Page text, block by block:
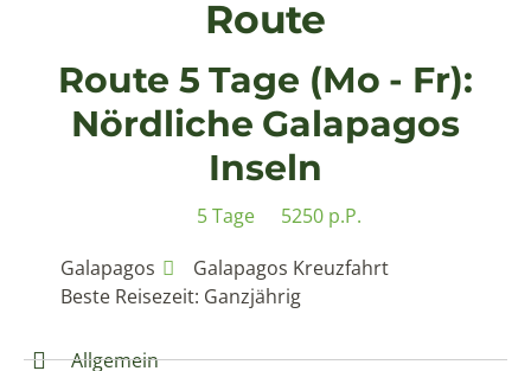
Route
Route 5 Tage (Mo - Fr):
Nördliche Galapagos
Inseln
5 Tage
5250 p.P.
Galapagos
Galapagos Kreuzfahrt
Beste Reisezeit: Ganzjährig
Allgemein